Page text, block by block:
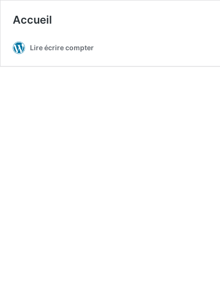
Accueil
Lire écrire compter